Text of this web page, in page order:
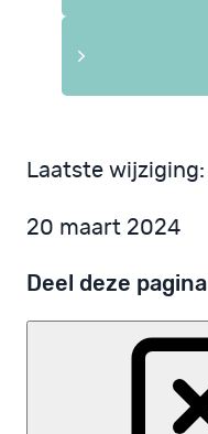
Laatste wijziging:
20 maart 2024
Deel deze pagina